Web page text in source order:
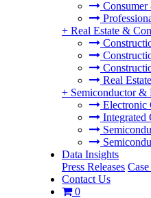
+ Real Estate &
Real Estate
+ Semiconductor &
Electronic
Data Insights
Press Releases
Contact Us
0